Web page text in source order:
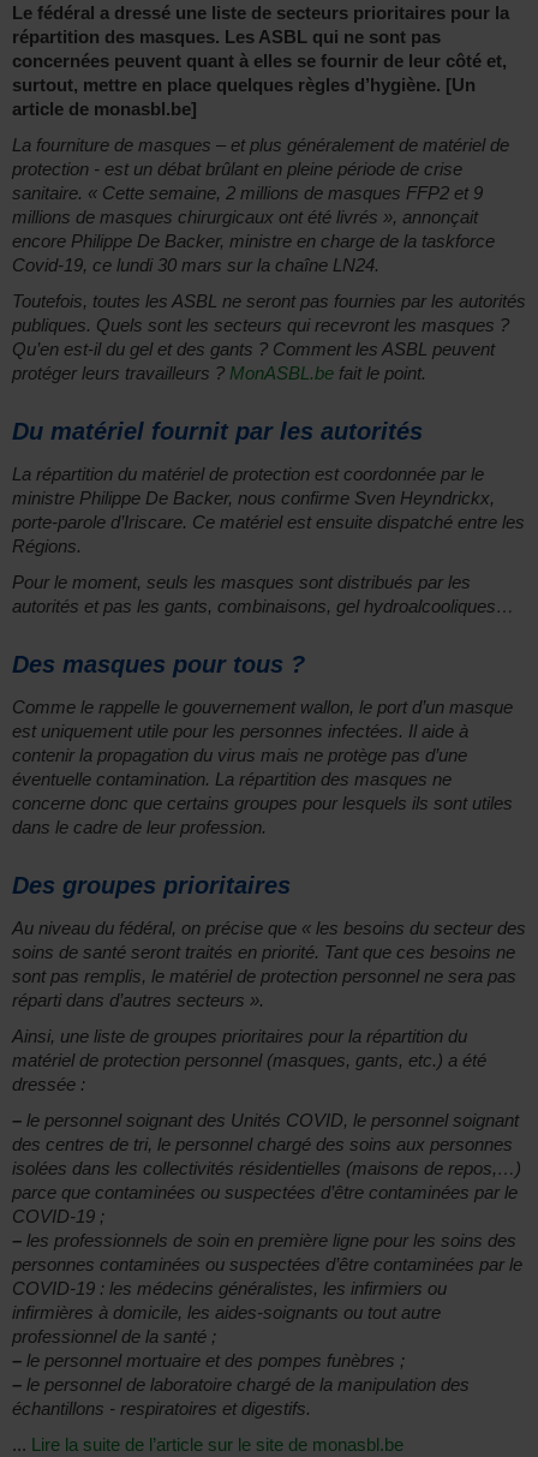
Le fédéral a dressé une liste de secteurs prioritaires pour la
répartition des masques. Les ASBL qui ne sont pas
concernées peuvent quant à elles se fournir de leur côté et,
surtout, mettre en place quelques règles d’hygiène. [Un
article de monasbl.be]
La fourniture de masques – et plus généralement de matériel de
protection - est un débat brûlant en pleine période de crise
sanitaire. « Cette semaine, 2 millions de masques FFP2 et 9
millions de masques chirurgicaux ont été livrés », annonçait
encore Philippe De Backer, ministre en charge de la taskforce
Covid-19, ce lundi 30 mars sur la chaîne LN24.
Toutefois, toutes les ASBL ne seront pas fournies par les autorités
publiques. Quels sont les secteurs qui recevront les masques ?
Qu’en est-il du gel et des gants ? Comment les ASBL peuvent
protéger leurs travailleurs ? MonASBL.be fait le point.
Du matériel fournit par les autorités
La répartition du matériel de protection est coordonnée par le
ministre Philippe De Backer, nous confirme Sven Heyndrickx,
porte-parole d’Iriscare. Ce matériel est ensuite dispatché entre les
Régions.
Pour le moment, seuls les masques sont distribués par les
autorités et pas les gants, combinaisons, gel hydroalcooliques…
Des masques pour tous ?
Comme le rappelle le gouvernement wallon, le port d’un masque
est uniquement utile pour les personnes infectées. Il aide à
contenir la propagation du virus mais ne protège pas d’une
éventuelle contamination. La répartition des masques ne
concerne donc que certains groupes pour lesquels ils sont utiles
dans le cadre de leur profession.
Des groupes prioritaires
Au niveau du fédéral, on précise que « les besoins du secteur des
soins de santé seront traités en priorité. Tant que ces besoins ne
sont pas remplis, le matériel de protection personnel ne sera pas
réparti dans d’autres secteurs ».
Ainsi, une liste de groupes prioritaires pour la répartition du
matériel de protection personnel (masques, gants, etc.) a été
dressée :
– le personnel soignant des Unités COVID, le personnel soignant
des centres de tri, le personnel chargé des soins aux personnes
isolées dans les collectivités résidentielles (maisons de repos,…)
parce que contaminées ou suspectées d’être contaminées par le
COVID-19 ;
– les professionnels de soin en première ligne pour les soins des
personnes contaminées ou suspectées d’être contaminées par le
COVID-19 : les médecins généralistes, les infirmiers ou
infirmières à domicile, les aides-soignants ou tout autre
professionnel de la santé ;
– le personnel mortuaire et des pompes funèbres ;
– le personnel de laboratoire chargé de la manipulation des
échantillons - respiratoires et digestifs.
... Lire la suite de l’article sur le site de monasbl.be